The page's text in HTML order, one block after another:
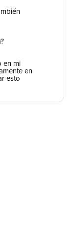
en mi
en
esto